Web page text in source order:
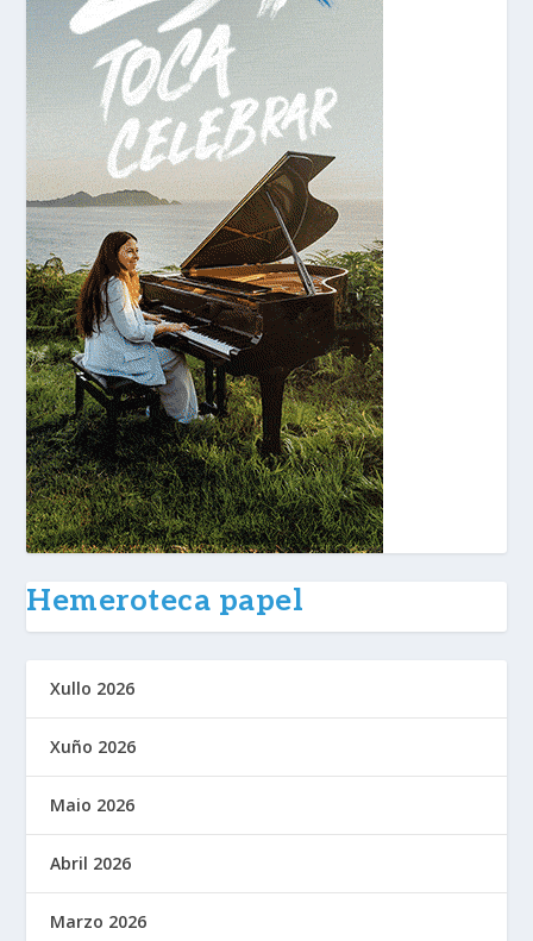
Hemeroteca papel
Xullo 2026
Xuño 2026
Maio 2026
Abril 2026
Marzo 2026